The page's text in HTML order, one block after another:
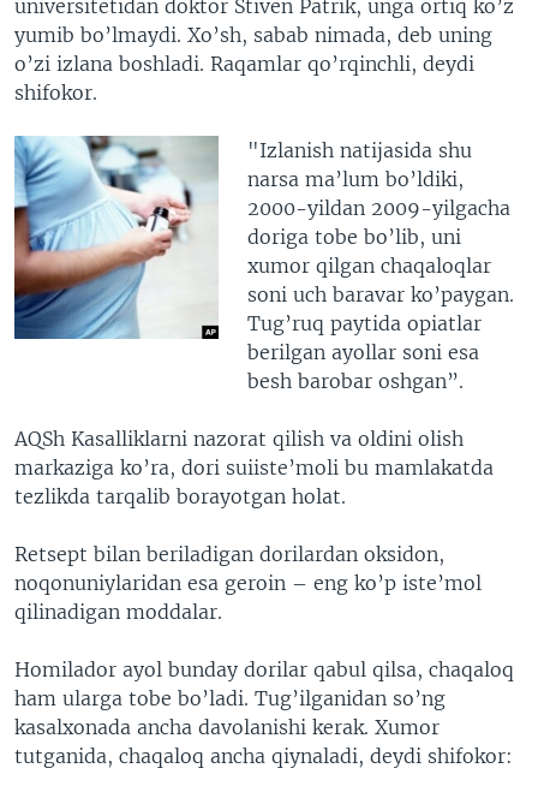
universitetidan doktor Stiven Patrik, unga ortiq ko’z
yumib bo’lmaydi. Xo’sh, sabab nimada, deb uning
o’zi izlana boshladi. Raqamlar qo’rqinchli, deydi
shifokor.
"Izlanish natijasida shu
narsa ma’lum bo’ldiki,
2000-yildan 2009-yilgacha
doriga tobe bo’lib, uni
xumor qilgan chaqaloqlar
soni uch baravar ko’paygan.
Tug’ruq paytida opiatlar
berilgan ayollar soni esa
besh barobar oshgan”.
AQSh Kasalliklarni nazorat qilish va oldini olish
markaziga ko’ra, dori suiiste’moli bu mamlakatda
tezlikda tarqalib borayotgan holat.
Retsept bilan beriladigan dorilardan oksidon,
noqonuniylaridan esa geroin – eng ko’p iste’mol
qilinadigan moddalar.
Homilador ayol bunday dorilar qabul qilsa, chaqaloq
ham ularga tobe bo’ladi. Tug’ilganidan so’ng
kasalxonada ancha davolanishi kerak. Xumor
tutganida, chaqaloq ancha qiynaladi, deydi shifokor: